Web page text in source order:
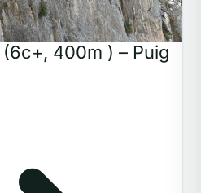
400m ) – Puig